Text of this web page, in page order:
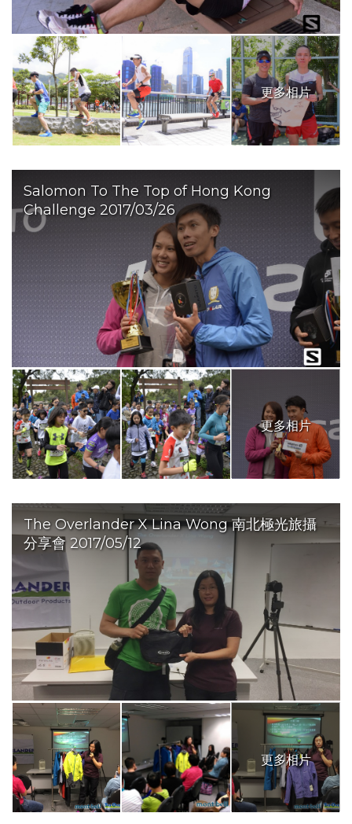
更多相片
Salomon To The Top of Hong Kong
Challenge 2017/03/26
更多相片
The Overlander X Lina Wong 南北極光旅攝
分享會 2017/05/12
更多相片